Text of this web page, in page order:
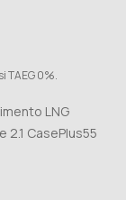
TAEG 0%.
LNG
2.1 CasePlus55